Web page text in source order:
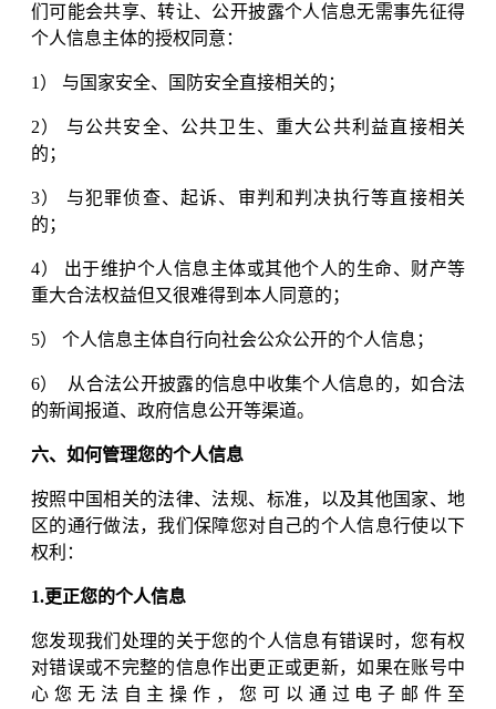
们可能会共享、转让、公开披露个人信息无需事先征得
个人信息主体的授权同意：
1） 与国家安全、国防安全直接相关的；
2） 与公共安全、公共卫生、重大公共利益直接相关
的；
3） 与犯罪侦查、起诉、审判和判决执行等直接相关
的；
4） 出于维护个人信息主体或其他个人的生命、财产等
重大合法权益但又很难得到本人同意的；
5） 个人信息主体自行向社会公众公开的个人信息；
6） 从合法公开披露的信息中收集个人信息的，如合法
的新闻报道、政府信息公开等渠道。
六、如何管理您的个人信息
按照中国相关的法律、法规、标准，以及其他国家、地
区的通行做法，我们保障您对自己的个人信息行使以下
权利：
1.更正您的个人信息
您发现我们处理的关于您的个人信息有错误时，您有权
对错误或不完整的信息作出更正或更新，如果在账号中
心您无法自主操作，您可以通过电子邮件至